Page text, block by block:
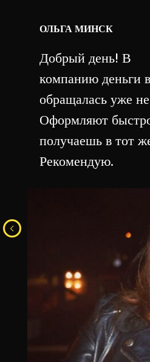
ОЛЬГА МИНСК
Добрый день! В
компанию деньги
обращалась уже
Оформляют
получаешь в тот
Рекомендую.